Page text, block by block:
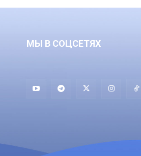
МЫ В СОЦСЕТЯХ